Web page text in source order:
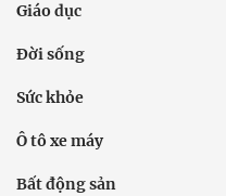
Giáo dục
Đời sống
Sức khỏe
Ô tô xe máy
Bất động sản